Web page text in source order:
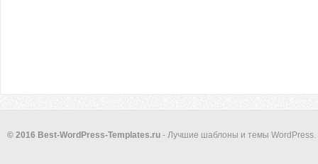
© 2016 Best-WordPress-Templates.ru - Лучшие шаблоны и темы